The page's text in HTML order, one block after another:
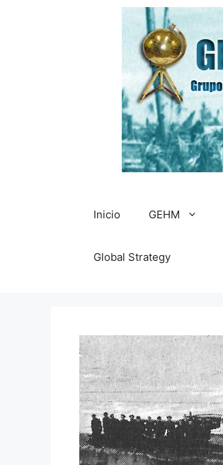
Inicio GEHM
Global Strategy